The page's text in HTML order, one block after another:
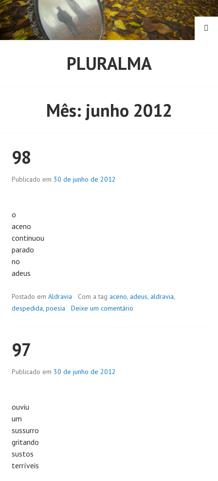
Pular
para
o
conteúdo
PLURALMA
Mês: junho 2012
98
Publicado em 30 de junho de 2012
o
aceno
continuou
parado
no
adeus
Postado em Aldravia Com a tag aceno, adeus, aldravia,
despedida, poesia Deixe um comentário
97
Publicado em 30 de junho de 2012
ouviu
um
sussurro
gritando
sustos
terríveis